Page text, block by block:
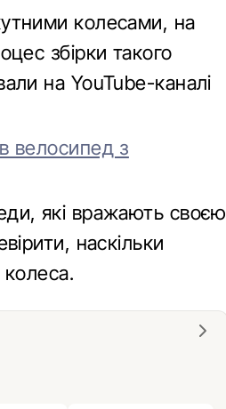
колесами, на
збірки такого
на YouTube-каналі
велосипед з
які вражають своєю
наскільки